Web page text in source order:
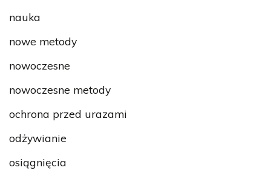
nauka
nowe metody
nowoczesne
nowoczesne metody
ochrona przed urazami
odżywianie
osiągnięcia